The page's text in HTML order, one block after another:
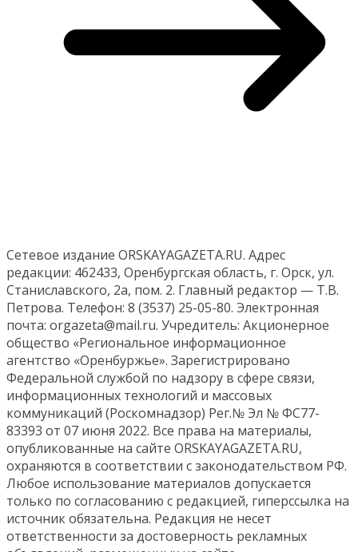
Сетевое издание ORSKAYAGAZETA.RU. Адрес
редакции: 462433, Оренбургская область, г. Орск, ул.
Станиславского, 2а, пом. 2. Главный редактор — Т.В.
Петрова. Телефон: 8 (3537) 25-05-80. Электронная
почта: orgazeta@mail.ru. Учредитель: Акционерное
общество «Региональное информационное
агентство «Оренбуржье». Зарегистрировано
Федеральной службой по надзору в сфере связи,
информационных технологий и массовых
коммуникаций (Роскомнадзор) Рег.№ Эл № ФС77-
83393 от 07 июня 2022. Все права на материалы,
опубликованные на сайте ORSKAYAGAZETA.RU,
охраняются в соответствии с законодательством РФ.
Любое использование материалов допускается
только по согласованию с редакцией, гиперссылка на
источник обязательна. Редакция не несет
ответственности за достоверность рекламных